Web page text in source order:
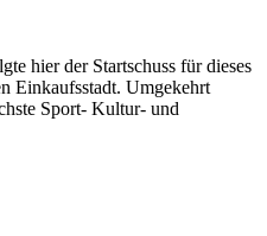
hier der Startschuss für dieses
Einkaufsstadt. Umgekehrt
Sport- Kultur- und